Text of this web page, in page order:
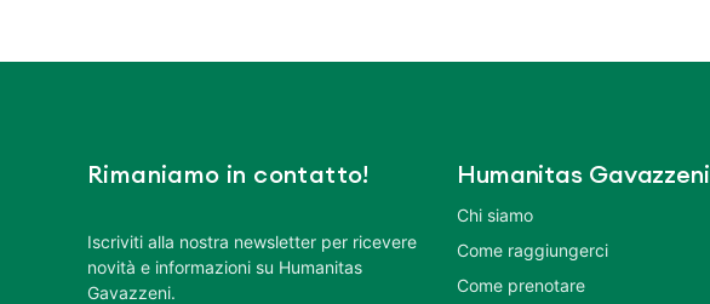
Rimaniamo in contatto!
Iscriviti alla nostra newsletter per ricevere
novità e informazioni su Humanitas
Gavazzeni.
Humanitas Gavazzeni
Chi siamo
Come raggiungerci
Come prenotare